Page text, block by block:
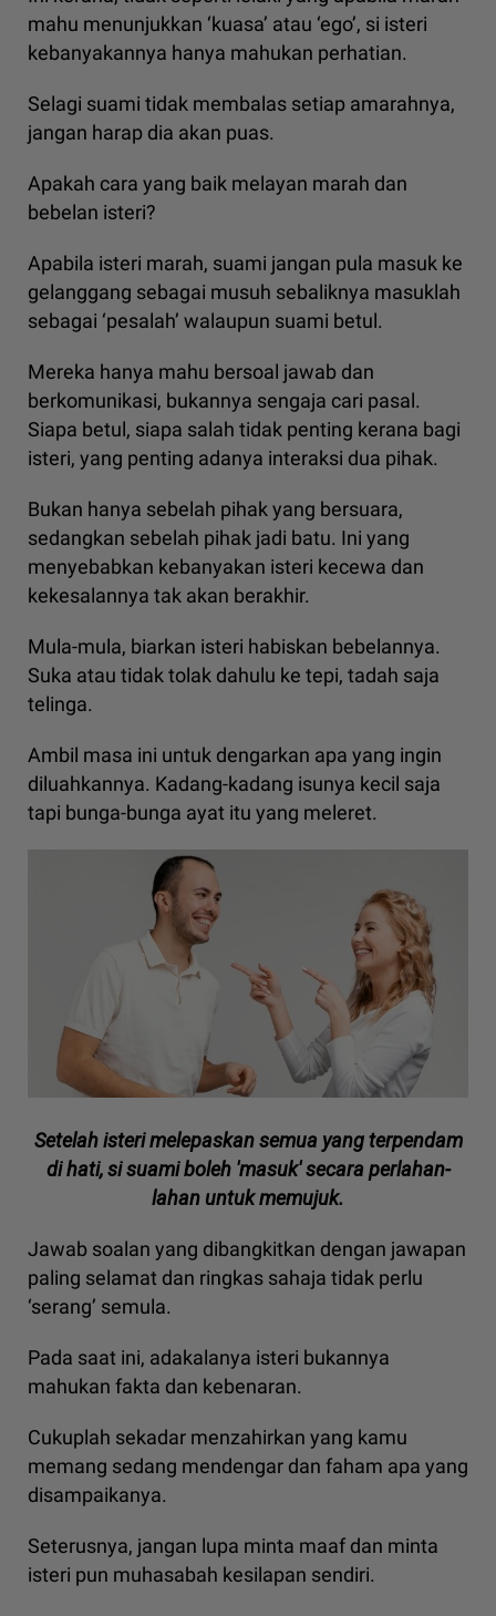
mahu menunjukkan ‘kuasa’ atau ‘ego’, si isteri
kebanyakannya hanya mahukan perhatian.
Selagi suami tidak membalas setiap amarahnya,
jangan harap dia akan puas.
Apakah cara yang baik melayan marah dan
bebelan isteri?
Apabila isteri marah, suami jangan pula masuk ke
gelanggang sebagai musuh sebaliknya masuklah
sebagai ‘pesalah’ walaupun suami betul.
Mereka hanya mahu bersoal jawab dan
berkomunikasi, bukannya sengaja cari pasal.
Siapa betul, siapa salah tidak penting kerana bagi
isteri, yang penting adanya interaksi dua pihak.
Bukan hanya sebelah pihak yang bersuara,
sedangkan sebelah pihak jadi batu. Ini yang
menyebabkan kebanyakan isteri kecewa dan
kekesalannya tak akan berakhir.
Mula-mula, biarkan isteri habiskan bebelannya.
Suka atau tidak tolak dahulu ke tepi, tadah saja
telinga.
Ambil masa ini untuk dengarkan apa yang ingin
diluahkannya. Kadang-kadang isunya kecil saja
tapi bunga-bunga ayat itu yang meleret.
Setelah isteri melepaskan semua yang terpendam
di hati, si suami boleh 'masuk' secara perlahan-
lahan untuk memujuk.
Jawab soalan yang dibangkitkan dengan jawapan
paling selamat dan ringkas sahaja tidak perlu
‘serang’ semula.
Pada saat ini, adakalanya isteri bukannya
mahukan fakta dan kebenaran.
Cukuplah sekadar menzahirkan yang kamu
memang sedang mendengar dan faham apa yang
disampaikanya.
Seterusnya, jangan lupa minta maaf dan minta
isteri pun muhasabah kesilapan sendiri.